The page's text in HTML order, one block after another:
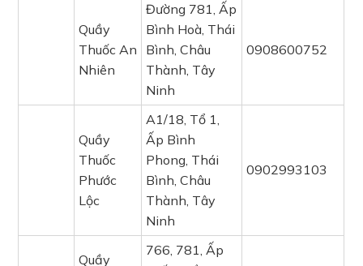
Quầy
Thuốc An
Nhiên
Đường 781, Ấp
Bình Hoà, Thái
Bình, Châu
Thành, Tây
Ninh
0908600752
Quầy
Thuốc
Phước
Lộc
A1/18, Tổ 1,
Ấp Bình
Phong, Thái
Bình, Châu
Thành, Tây
Ninh
0902993103
Quầy
766, 781, Ấp